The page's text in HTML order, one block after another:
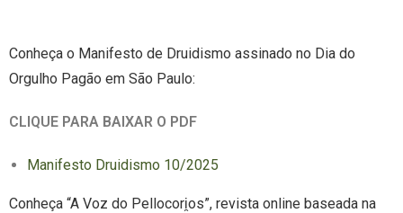
Conheça o Manifesto de Druidismo assinado no Dia do
Orgulho Pagão em São Paulo:
CLIQUE PARA BAIXAR O PDF
Manifesto Druidismo 10/2025
Conheça “A Voz do Pellocori̯os”, revista online baseada na